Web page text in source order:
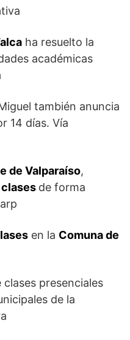
ha resuelto la
académicas
también anuncia
14 días. Vía
de Valparaíso,
de forma
en la Comuna de
clases presenciales
de la